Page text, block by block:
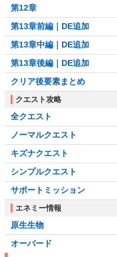
第12章
第13章前編｜DE追加
第13章中編｜DE追加
第13章後編｜DE追加
クリア後要素まとめ
クエスト攻略
全クエスト
ノーマルクエスト
キズナクエスト
シンプルクエスト
サポートミッション
エネミー情報
原生生物
オーバード